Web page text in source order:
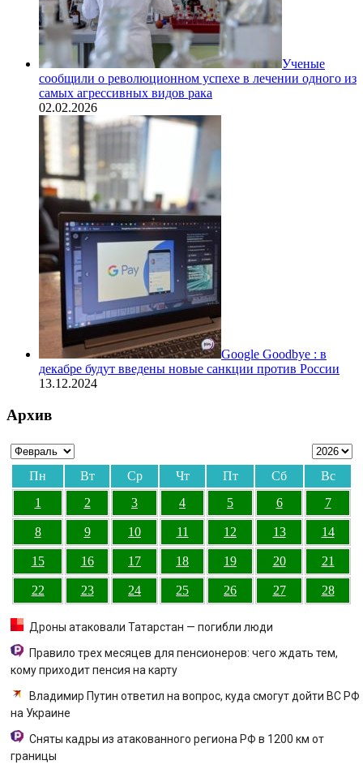
Ученые
сообщили о революционном успехе в лечении одного из
самых агрессивных видов рака
02.02.2026
Google Goodbye : в
декабре будут введены новые санкции против России
13.12.2024
Архив
Пн Вт Ср Чт Пт Сб
Вс
1
2 3 4 5 6 7
8 9 10 11 12 13 14
15 16 17 18 19 20 21
22 23 24 25 26 27 28
Дроны атаковали Татарстан — погибли люди
Правило трех месяцев для пенсионеров: чего ждать тем,
кому приходит пенсия на карту
Владимир Путин ответил на вопрос, куда смогут дойти ВС РФ
на Украине
Сняты кадры из атакованного региона РФ в 1200 км от
границы